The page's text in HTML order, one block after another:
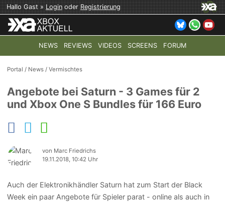
Hallo Gast »LoginoderRegistrierung
NEWS REVIEWS VIDEOS SCREENS FORUM
TOP-THEMEN: COD: MODERN WARFARE 4 HALO:
Portal / News /Vermischtes
Angebote bei Saturn - 3 Games für 2
und Xbox One S Bundles für 166 Euro
von Marc Friedrichs
19.11.2018, 10:42 Uhr
Auch der Elektronikhändler Saturn hat zum Start der Black
Week ein paar Angebote für Spieler parat - online als auch in